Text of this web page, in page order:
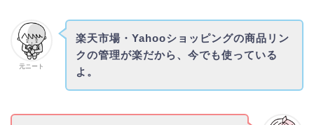
元ニート
楽天市場・Yahooショッピングの商品リン
クの管理が楽だから、今でも使っている
よ。